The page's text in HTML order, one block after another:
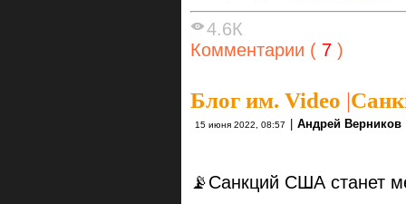
4.6К
Комментарии ( 7 )
Блог им. Video |
15 июня 2022, 08:57 Андрей Верников
📡Санкций США станет